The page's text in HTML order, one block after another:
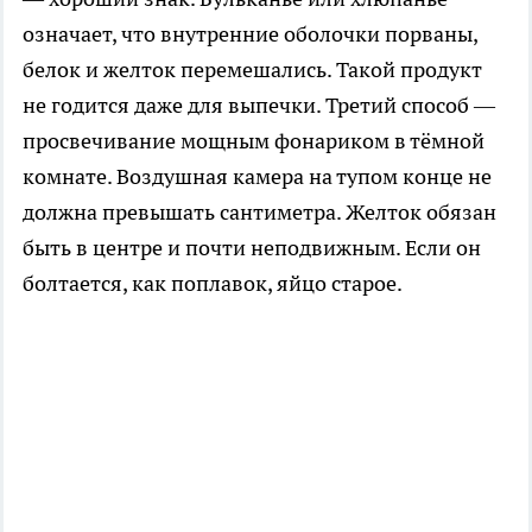
означает, что внутренние оболочки порваны,
белок и желток перемешались. Такой продукт
не годится даже для выпечки. Третий способ —
просвечивание мощным фонариком в тёмной
комнате. Воздушная камера на тупом конце не
должна превышать сантиметра. Желток обязан
быть в центре и почти неподвижным. Если он
болтается, как поплавок, яйцо старое.